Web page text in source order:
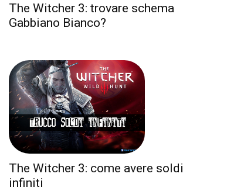
The Witcher 3: trovare schema
Gabbiano Bianco?
The Witcher 3: come avere soldi
infiniti